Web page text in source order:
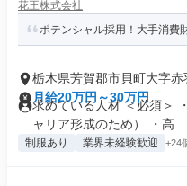
花王株式会社
ポテンシャル採用！大手消費
栃木県芳賀郡市貝町大字赤
月給20万円～30万円
求めている人材 ＜必須＞
ャリア形成のため） ・⾼...
制服あり 業界未経験歓迎 +24